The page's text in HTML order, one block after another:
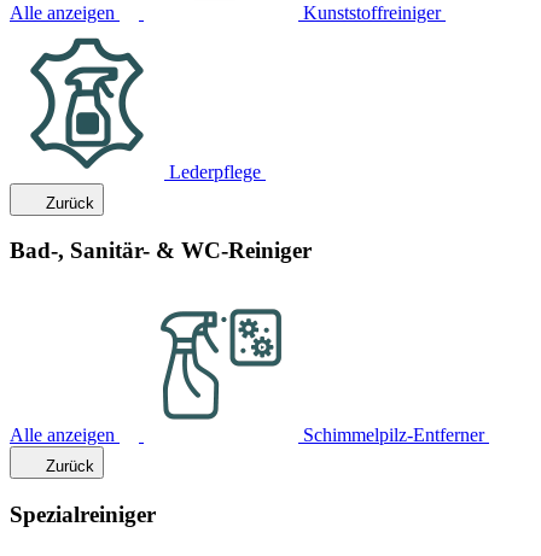
Alle anzeigen Kunststoffreiniger
Lederpflege
Zurück
Bad-, Sanitär- & WC-Reiniger
Alle anzeigen Schimmelpilz-Entferner
Zurück
Spezialreiniger